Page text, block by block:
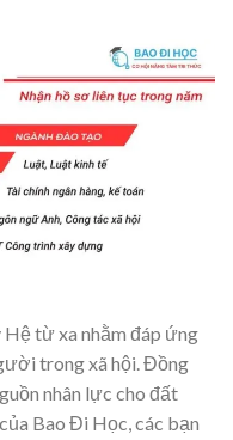
từ xa nhằm đáp ứng
trong xã hội. Đồng
nhân lực cho đất
Bao Đi Học, các bạn